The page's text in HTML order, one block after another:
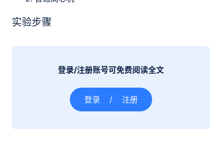
实验步骤
登录/注册账号可免费阅读全文
登录 / 注册